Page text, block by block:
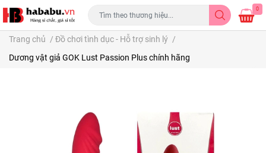
0
Trang chủ / Đồ chơi tình dục - Hỗ trợ sinh lý /
Dương vật giả GOK Lust Passion Plus chính hãng